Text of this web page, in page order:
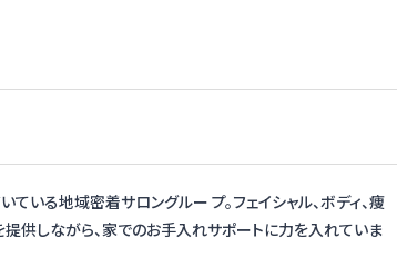
いる地域密着サロングルー プ。フェイシャル、ボディ、痩
提供しながら、家でのお手入れサポートに力を入れていま